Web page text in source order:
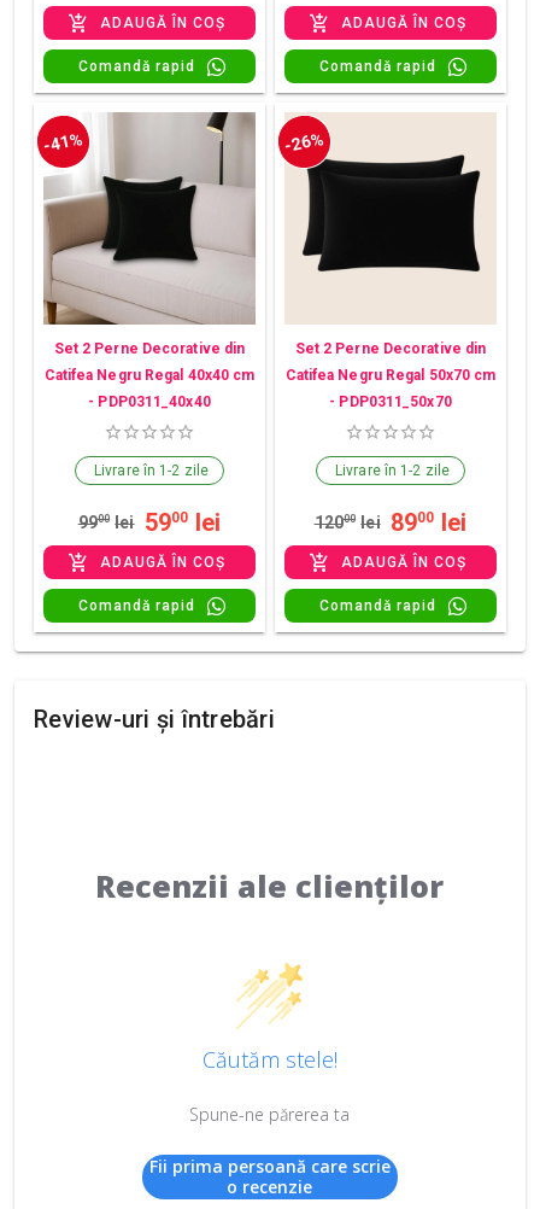
ADAUGĂ ÎN COȘ
Comandă rapid
ADAUGĂ ÎN COȘ
Comandă rapid
-41%
Set 2 Perne Decorative din
Catifea Negru Regal 40x40 cm
- PDP0311_40x40
Livrare în 1-2 zile
9900 lei 5900 lei
ADAUGĂ ÎN COȘ
Comandă rapid
-26%
Set 2 Perne Decorative din
Catifea Negru Regal 50x70 cm
- PDP0311_50x70
Livrare în 1-2 zile
12000 lei 8900 lei
ADAUGĂ ÎN COȘ
Comandă rapid
Review-uri și întrebări
Recenzii ale clienților
Căutăm stele!
Spune-ne părerea ta
Fii prima persoană care scrie
o recenzie